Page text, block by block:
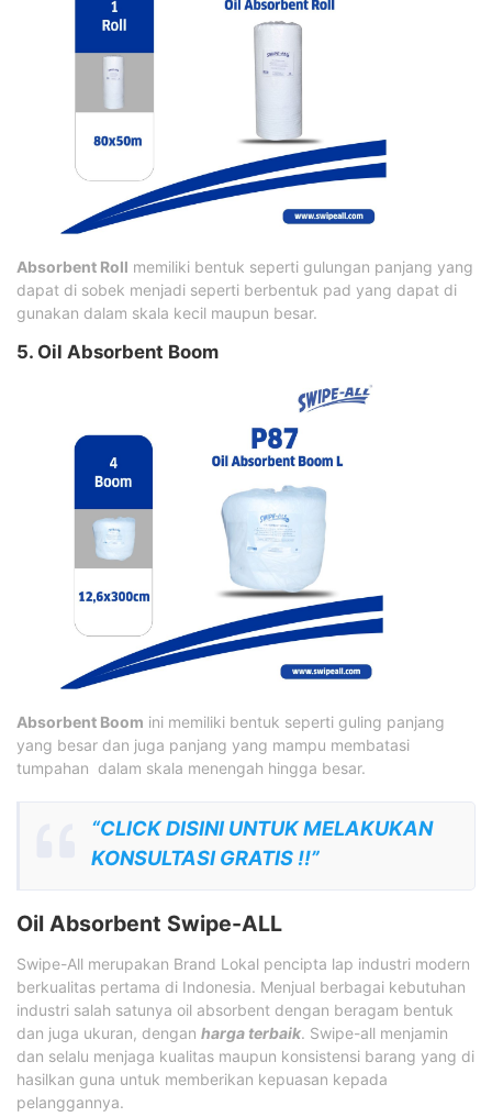
Absorbent Roll memiliki bentuk seperti gulungan panjang yang
dapat di sobek menjadi seperti berbentuk pad yang dapat di
gunakan dalam skala kecil maupun besar.
5. Oil Absorbent Boom
Absorbent Boom ini memiliki bentuk seperti guling panjang
yang besar dan juga panjang yang mampu membatasi
tumpahan dalam skala menengah hingga besar.
“CLICK DISINI UNTUK MELAKUKAN
KONSULTASI GRATIS !!”
Oil Absorbent Swipe-ALL
Swipe-All merupakan Brand Lokal pencipta lap industri modern
berkualitas pertama di Indonesia. Menjual berbagai kebutuhan
industri salah satunya oil absorbent dengan beragam bentuk
dan juga ukuran, dengan harga terbaik. Swipe-all menjamin
dan selalu menjaga kualitas maupun konsistensi barang yang di
hasilkan guna untuk memberikan kepuasan kepada
pelanggannya.